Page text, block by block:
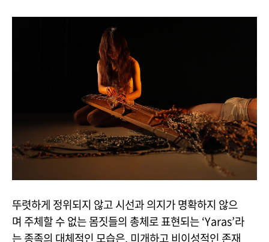
뚜렷하게 정위되지 않고 시선과 의지가 명확하지 않으
며 주체할 수 없는 몸짓들의 총체로 표현되는 ‘Yaras’라
는 종족의 대체적인 모습은, 미개하고 비이성적인 존재